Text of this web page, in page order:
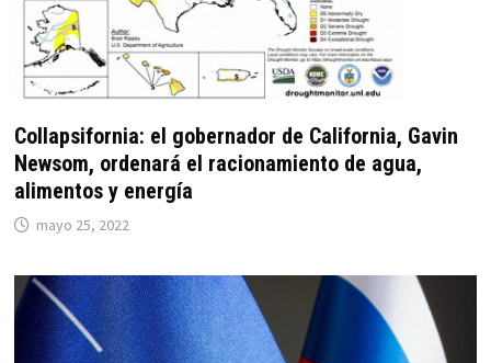
Collapsifornia: el gobernador de California, Gavin
Newsom, ordenará el racionamiento de agua,
alimentos y energía
mayo 25, 2022